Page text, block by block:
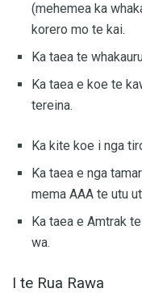
(mehemea ka
korero mo te kai.
Ka taea te
Ka taea e koe te
tereina.
Ka kite koe i nga
Ka taea e nga
mema AAA te utu
Ka taea e Amtrak
wa.
I te Rua Rawa